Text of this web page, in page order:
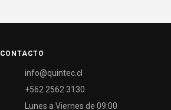
CONTACTO
info@quintec.cl
+562 2562 3130
Lunes a Viernes de 09:00